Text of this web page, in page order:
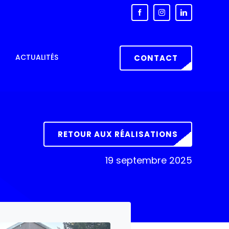
ACTUALITÉS CONTACT
RETOUR AUX RÉALISATIONS
19 septembre 2025